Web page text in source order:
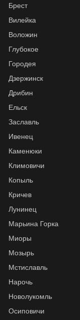
Брест
Вилейка
Воложин
Глубокое
Городея
Дзержинск
Дрибин
Ельск
Заславль
Ивенец
Каменюки
Климовичи
Копыль
Кричев
Лунинец
Марьина Горка
Миоры
Мозырь
Мстиславль
Нарочь
Новолукомль
Осиповичи